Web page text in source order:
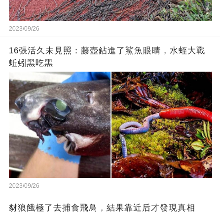
2023/09/26
16張活久未見照：藤壺鉆進了鯊魚眼睛，水蛭大戰
蚯蚓黑吃黑
2023/09/26
豺狼餓極了去捕食飛鳥，結果靠近后才發現真相